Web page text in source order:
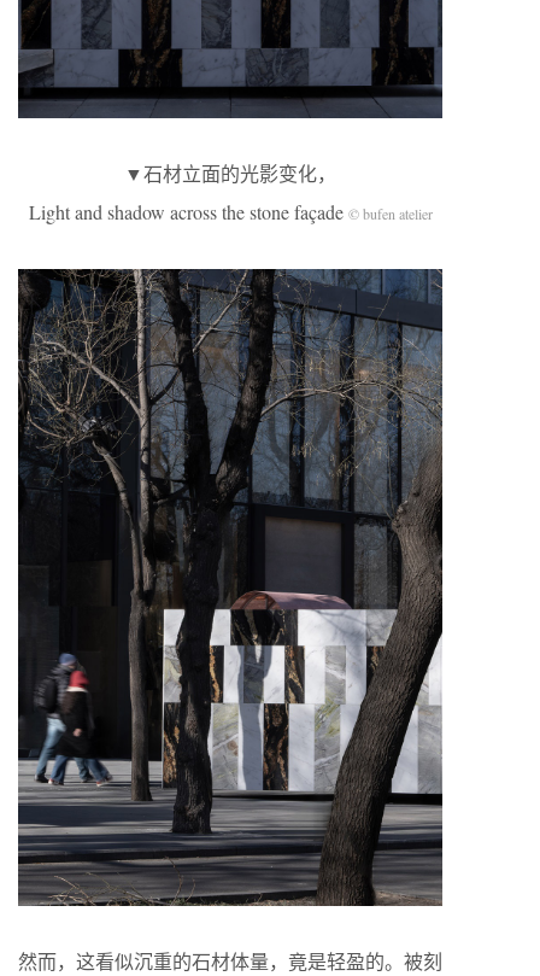
▼石材立面的光影变化，
Light and shadow across the stone façade © bufen atelier
然而，这看似沉重的石材体量，竟是轻盈的。被刻